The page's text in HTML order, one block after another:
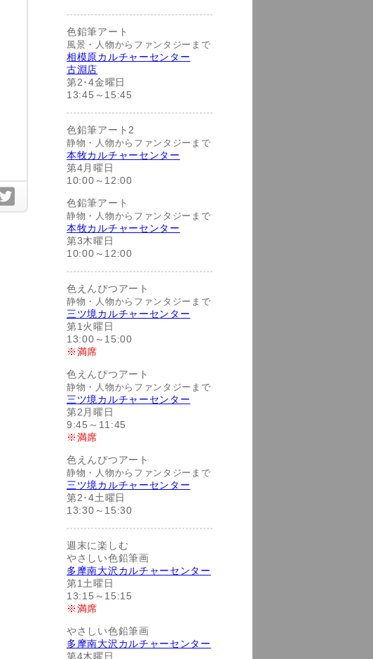
色鉛筆アート
風景・人物からファンタジーまで
相模原カルチャーセンター
古淵店
第2･4金曜日
13:45～15:45
色鉛筆アート2
静物・人物からファンタジーまで
本牧カルチャーセンター
第4月曜日
10:00～12:00
色鉛筆アート
静物・人物からファンタジーまで
本牧カルチャーセンター
第3木曜日
10:00～12:00
色えんぴつアート
静物・人物からファンタジーまで
三ツ境カルチャーセンター
第1火曜日
13:00～15:00
※満席
色えんぴつアート
静物・人物からファンタジーまで
三ツ境カルチャーセンター
第2月曜日
9:45～11:45
※満席
色えんぴつアート
静物・人物からファンタジーまで
三ツ境カルチャーセンター
第2･4土曜日
13:30～15:30
週末に楽しむ
やさしい色鉛筆画
多摩南大沢カルチャーセンター
第1土曜日
13:15～15:15
※満席
やさしい色鉛筆画
多摩南大沢カルチャーセンター
第4木曜日